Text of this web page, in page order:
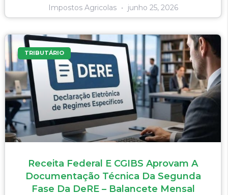
Impostos Agricolas junho 25, 2026
TRIBUTÁRIO
Receita Federal E CGIBS Aprovam A
Documentação Técnica Da Segunda
Fase Da DeRE – Balancete Mensal